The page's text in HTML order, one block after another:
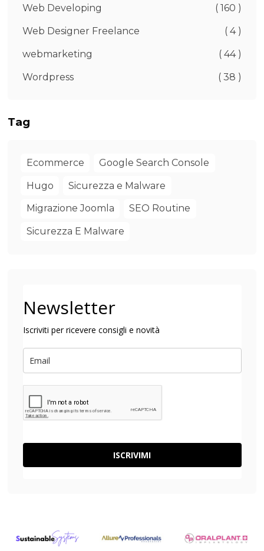
Web Developing ( 160 )
Web Designer Freelance ( 4 )
webmarketing ( 44 )
Wordpress ( 38 )
Tag
Ecommerce Google Search Console
Hugo Sicurezza e Malware
Migrazione Joomla SEO Routine
Sicurezza E Malware
Newsletter
Iscriviti per ricevere consigli e novità
ISCRIVIMI